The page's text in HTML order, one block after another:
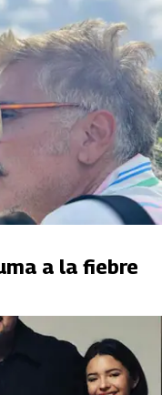
a la fiebre